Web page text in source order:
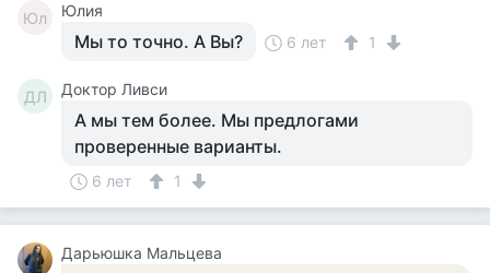
Юл Юлия
Мы то точно. А Вы? 6 лет 1
ДЛ Доктор Ливси
А мы тем более. Мы предлогами
проверенные варианты.
6 лет 1
Дарьюшка Мальцева